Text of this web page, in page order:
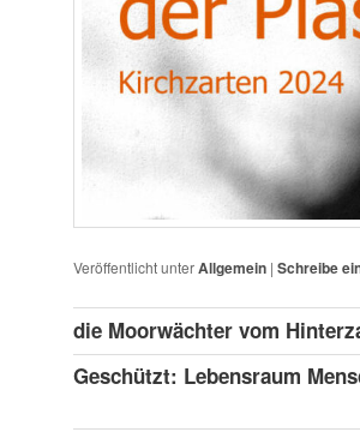
Veröffentlicht unterAllgemein | Schreibe
die Moorwächter vom
Geschützt: Lebensraum